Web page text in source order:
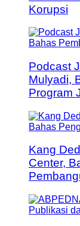
Korupsi
Podcast
Mulyadi,
Program
Kang
Center,